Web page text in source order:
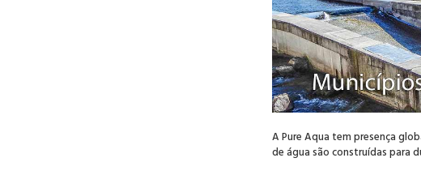
A Pure Aqua tem presença
de água são construídas para